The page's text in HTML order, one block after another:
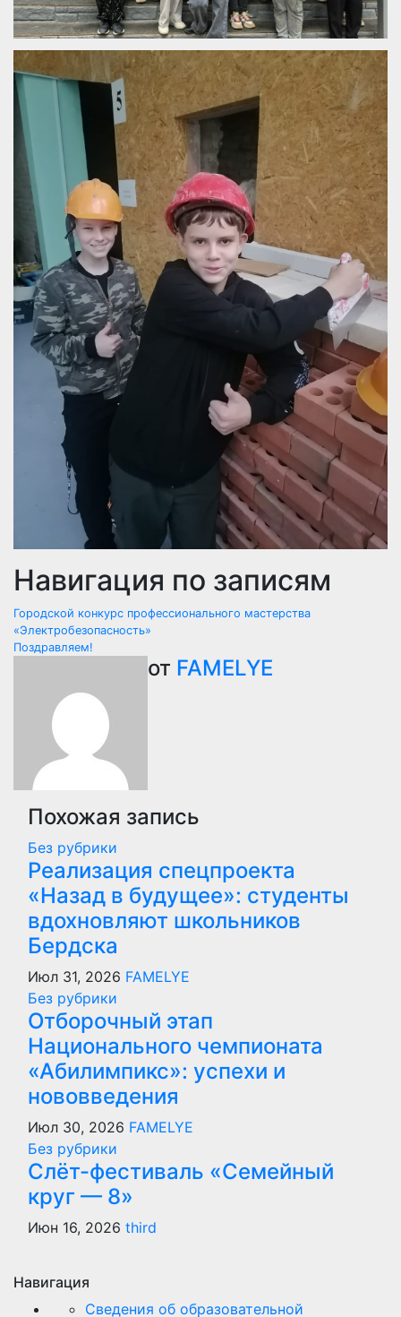
Навигация по записям
Городской конкурс профессионального мастерства
«Электробезопасность»
Поздравляем!
от FAMELYE
Похожая запись
Без рубрики
Реализация спецпроекта
«Назад в будущее»: студенты
вдохновляют школьников
Бердска
Июл 31, 2026 FAMELYE
Без рубрики
Отборочный этап
Национального чемпионата
«Абилимпикс»: успехи и
нововведения
Июл 30, 2026 FAMELYE
Без рубрики
Слёт-фестиваль «Семейный
круг — 8»
Июн 16, 2026 third
Навигация
Сведения об образовательной